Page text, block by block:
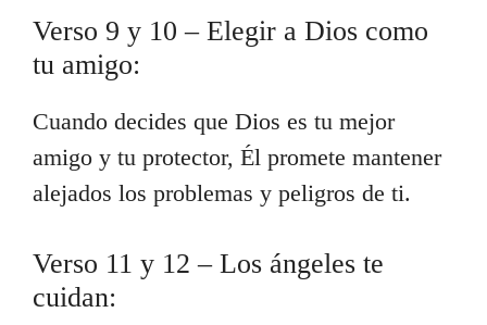
Verso 9 y 10 – Elegir a Dios como
tu amigo:
Cuando decides que Dios es tu mejor
amigo y tu protector, Él promete mantener
alejados los problemas y peligros de ti.
Verso 11 y 12 – Los ángeles te
cuidan: